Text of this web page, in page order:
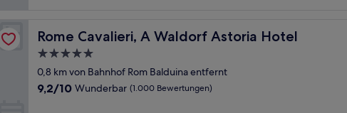
Rome Cavalieri, A Waldorf Astoria Hotel
Rome Cavalieri, A Waldorf Astoria Hotel
5.0-
Sterne-
Unterkunft
0,8 km von Bahnhof Rom Balduina entfernt
9.2
9,2/10 Wunderbar (1.000 Bewertungen)